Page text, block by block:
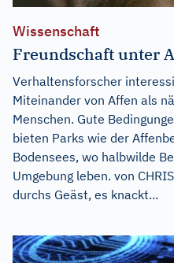
Wissenschaft
Freundschaft unter
Verhaltensforscher
Miteinander von Affen als
Menschen. Gute
bieten Parks wie der
Bodensees, wo halbwilde
Umgebung leben. von
durchs Geäst, es knackt...